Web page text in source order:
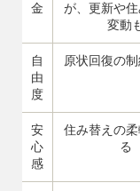
金
が、更新や
変動
自
由
度
原状回復の
安
心
感
住み替えの
る